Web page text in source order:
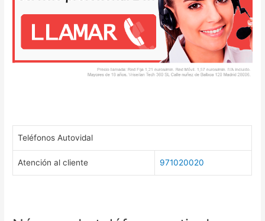
Teléfonos Autovidal
Atención al cliente 971020020